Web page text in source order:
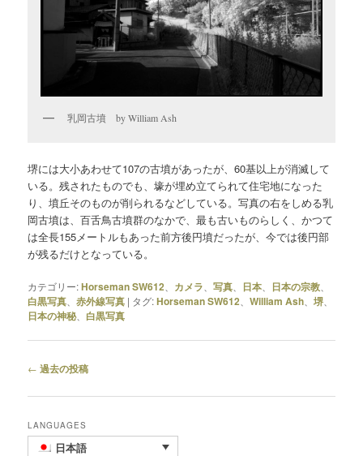
乳岡古墳 by William Ash
堺には大小あわせて107の古墳があったが、60基以上が消滅して
いる。残されたものでも、壕が埋め立てられて住宅地になった
り、墳丘そのものが削られるなどしている。写真の右をしめる乳
岡古墳は、百舌鳥古墳群のなかで、最も古いものらしく、かつて
は全長155メートルもあった前方後円墳だったが、今では後円部
が残るだけとなっている。
カテゴリー:Horseman SW612 カメラ 、写真 日本 日本の宗教
白黒写真 、赤外線写真 | タグ:Horseman SW612 、William Ash 、堺
日本の神秘、 白黒写真
投
ナ
ゲ
← 過去の投稿
LANGUAGES
日本語